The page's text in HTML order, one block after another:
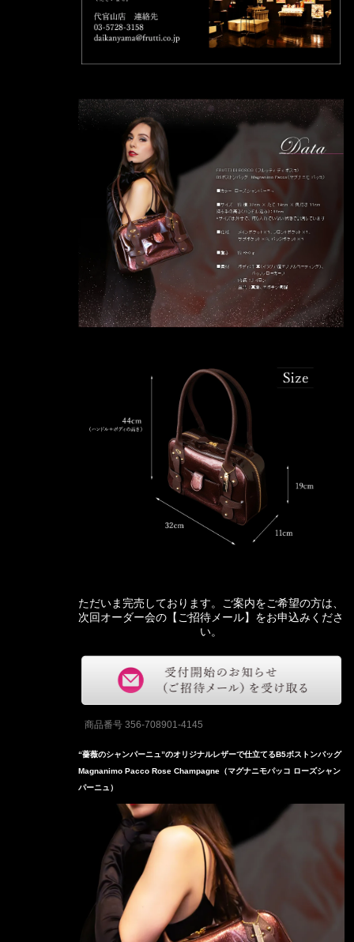
ただいま完売しております。ご案内をご希望の方は、
次回オーダー会の【ご招待メール】をお申込みくださ
い。
商品番号 356-708901-4145
“薔薇のシャンパーニュ”のオリジナルレザーで仕立てるB5ボストンバッグ
Magnanimo Pacco Rose Champagne（マグナニモパッコ ローズシャン
パーニュ）